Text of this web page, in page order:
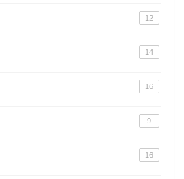
12
14
16
9
16